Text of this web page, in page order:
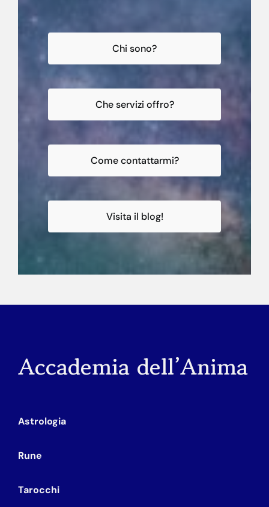
Chi sono?
Che servizi offro?
Come contattarmi?
Visita il blog!
Accademia dell’Anima
Astrologia
Rune
Tarocchi